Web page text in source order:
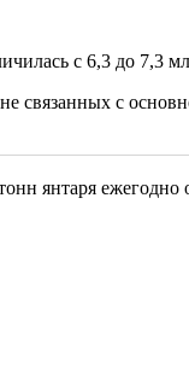
с 6,3 до 7,3
связанных с
янтаря